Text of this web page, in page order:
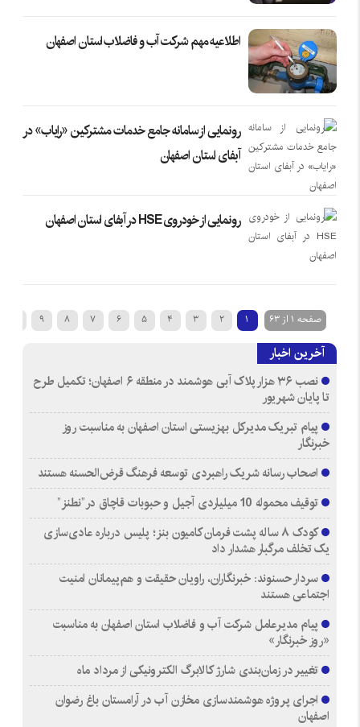
اطلاعیه مهم شرکت آب و فاضلاب استان اصفهان
رونمایی از سامانه جامع خدمات مشترکین «رایاب» در
آبفای استان اصفهان
رونمایی از خودروی HSE در آبفای استان اصفهان
صفحه 1 از 63 1
2
3
4
5
6
7
8
9
آخرین اخبار
نصب ۳۶ هزار پلاک آبی هوشمند در منطقه ۶ اصفهان؛ تکمیل طرح
تا پایان شهریور
پیام تبریک مدیرکل بهزیستی استان اصفهان به مناسبت روز
خبرنگار
اصحاب رسانه شریک راهبردی توسعه فرهنگ قرض‌الحسنه هستند
توقیف محموله 10 میلیاردی آجیل و حبوبات قاچاق در”نطنز”
کودک ۸ ساله پشت فرمان کامیون بنز؛ پلیس درباره عادی‌سازی
یک تخلف مرگبار هشدار داد
سردار حسنوند: خبرنگاران، راویان حقیقت و هم‌پیمانان امنیت
اجتماعی هستند
پیام مدیرعامل شرکت آب و فاضلاب استان اصفهان به مناسبت
«روز خبرنگار»
تغییر در زمان‌بندی شارژ کالابرگ الکترونیکی از مرداد ماه
اجرای پروژه هوشمندسازی مخازن آب در آرامستان‌ باغ رضوان
اصفهان